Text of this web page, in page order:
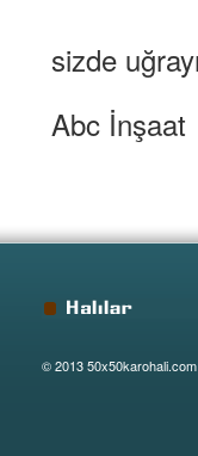
sizde
Abc İnşaat
© 2013